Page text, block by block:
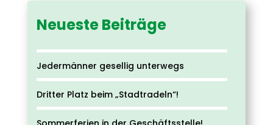
Neueste Beiträge
Jedermänner gesellig unterwegs
Dritter Platz beim „Stadtradeln“!